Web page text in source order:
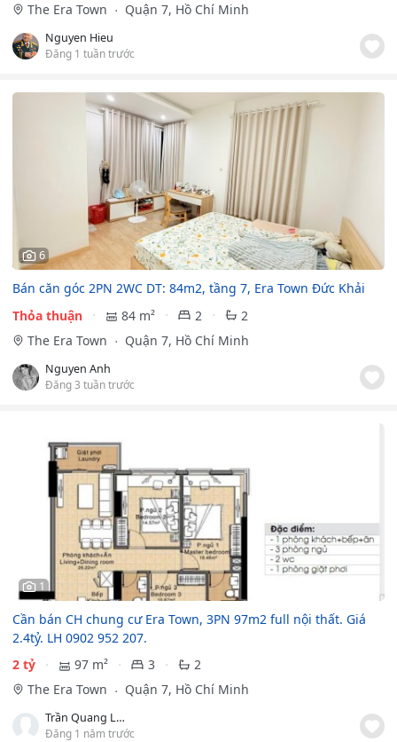
The Era Town
Quận 7, Hồ Chí Minh
Nguyen Hieu
Đăng 1 tuần trước
6
Bán căn góc 2PN 2WC DT: 84m2, tầng 7, Era Town Đức Khải
Thỏa thuận
84 m² 2
2
The Era Town
Quận 7, Hồ Chí Minh
Nguyen Anh
Đăng 3 tuần trước
1
Cần bán CH chung cư Era Town, 3PN 97m2 full nội thất. Giá
2.4tỷ. LH 0902 952 207.
2 tỷ
97 m² 3
2
The Era Town
Quận 7, Hồ Chí Minh
Trần Quang Long
Đăng 1 năm trước